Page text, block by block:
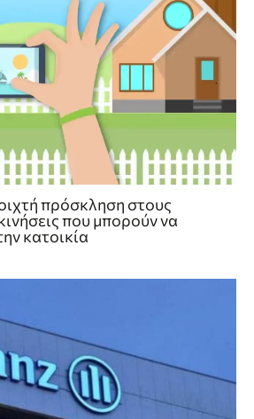
πρόσκληση στους
που μπορούν να
κατοικία